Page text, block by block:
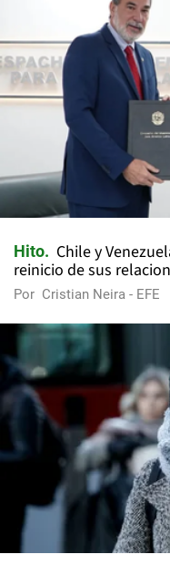
Hito
Chile y
reinicio de sus
Por Cristian Neira - EFE